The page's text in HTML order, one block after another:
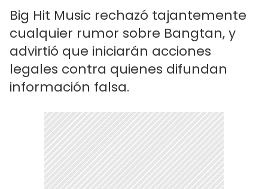
Big Hit Music rechazó tajantemente
cualquier rumor sobre Bangtan, y
advirtió que iniciarán acciones
legales contra quienes difundan
información falsa.